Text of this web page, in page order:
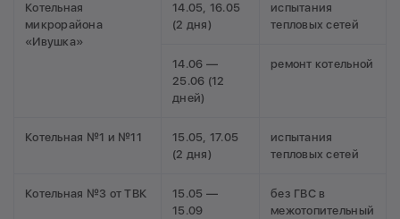
Котельная
микрорайона
«Ивушка»
14.05, 16.05
(2 дня)
испытания
тепловых сетей
14.06 —
25.06 (12
дней)
ремонт котельной
Котельная №1 и №11
15.05, 17.05
(2 дня)
испытания
тепловых сетей
Котельная №3 от ТВК
15.05 —
15.09
без ГВС в
межотопительный